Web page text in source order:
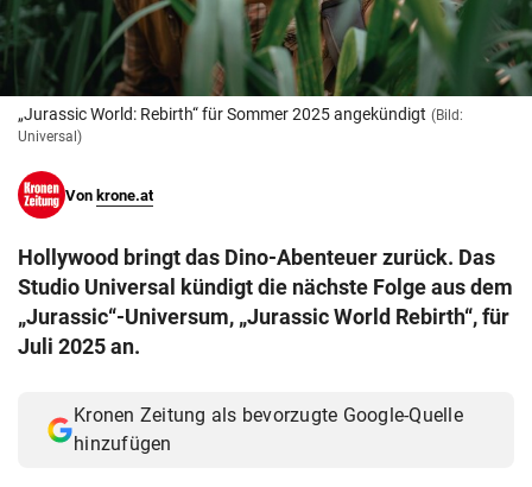
© Krone Multimedia GmbH & Co KG 2026
Muthgasse 2, 1190 Wien
„Jurassic World: Rebirth“ für Sommer 2025 angekündigt (Bild:
Universal)
Von krone.at
Hollywood bringt das Dino-Abenteuer zurück. Das
Studio Universal kündigt die nächste Folge aus dem
„Jurassic“-Universum, „Jurassic World Rebirth“, für
Juli 2025 an.
Kronen Zeitung als bevorzugte Google-Quelle
hinzufügen